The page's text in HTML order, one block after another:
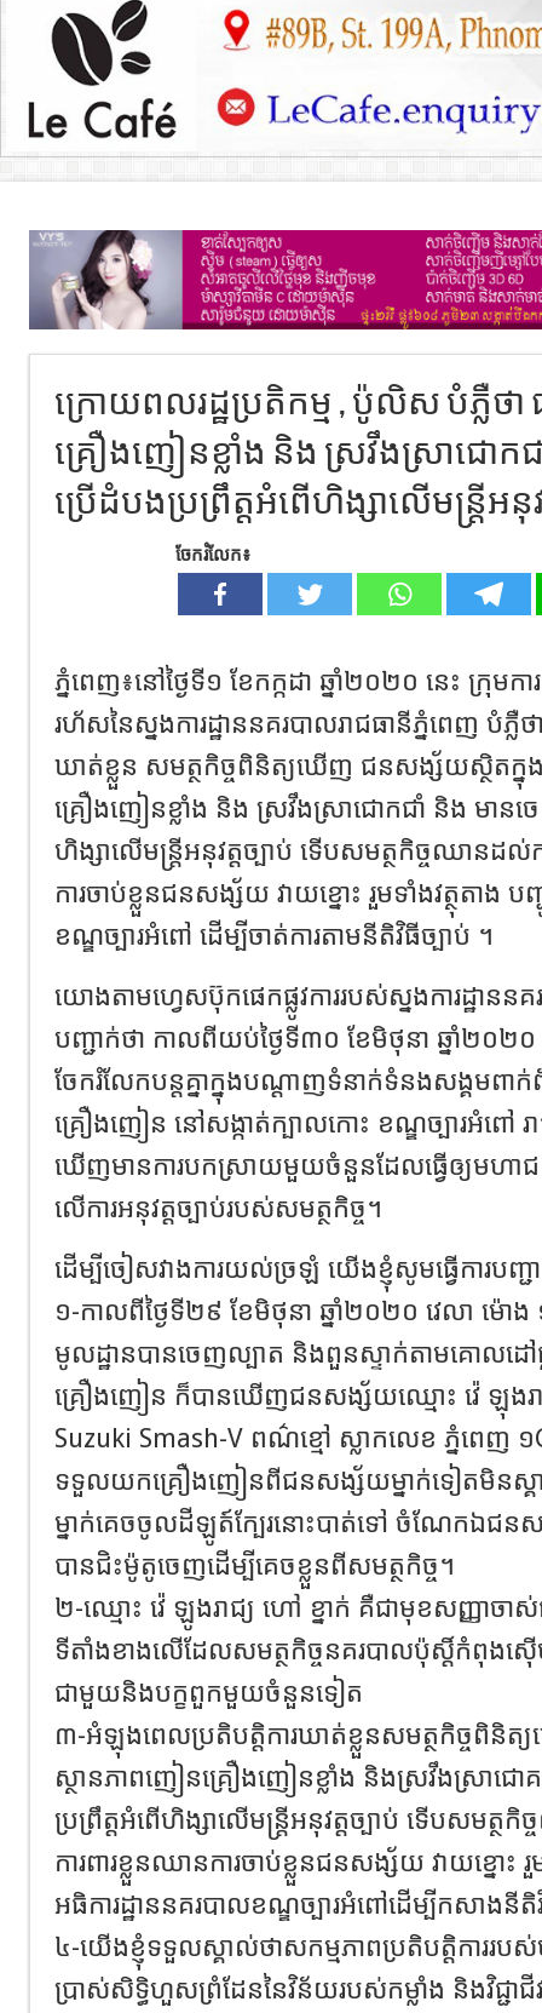
ក្រោយពលរដ្ឋប្រតិកម្ម , ប៉ូលិស បំភ្លឺ
គ្រឿងញៀនខ្លាំង និង ស្រវឹងស្រាជោក
ប្រើដំបងប្រព្រឹត្តអំពើហិង្សាលើមន្ត្រីអនុវ
ចែករំលែក៖
ភ្នំពេញ៖នៅថ្ងៃទី១ ខែកក្កដា ឆ្នាំ២០២០ នេះ ក្រុមក
រហ័សនៃស្នងការដ្ឋាននគរបាលរាជធានីភ្នំពេញ បំភ្លឺ
ឃាត់ខ្លួន សមត្ថកិច្ចពិនិត្យឃើញ ជនសង្ស័យស្ថិតក្នុ
គ្រឿងញៀនខ្លាំង និង ស្រវឹងស្រាជោកជាំ និង មានចេ
ហិង្សាលើមន្ត្រីអនុវត្តច្បាប់ ទើបសមត្ថកិច្ចឈានដល់ក
ការចាប់ខ្លួនជនសង្ស័យ វាយខ្នោះ រួមទាំងវត្ថុតាង
ខណ្ឌច្បារអំពៅ ដើម្បីចាត់ការតាមនីតិវិធីច្បាប់ ។
យោងតាមហ្វេសប៊ុកផេកផ្លូវការរបស់ស្នងការដ្ឋានន
បញ្ជាក់ថា កាលពីយប់ថ្ងៃទី៣០ ខែមិថុនា ឆ្នាំ២០២
ចែករំលែកបន្តគ្នាក្នុងបណ្ដាញទំនាក់ទំនងសង្គមពាក់
គ្រឿងញៀន នៅសង្កាត់ក្បាលកោះ ខណ្ឌច្បារអំពៅ រ
ឃើញមានការបកស្រាយមួយចំនួនដែលធ្វើឲ្យមហា
លើការអនុវត្តច្បាប់របស់សមត្ថកិច្ច។
ដើម្បីចៀសវាងការយល់ច្រឡំ យើងខ្ញុំសូមធ្វើការបញ្
១-កាលពីថ្ងៃទី២៩ ខែមិថុនា ឆ្នាំ២០២០ វេលា ម៉
មូលដ្ឋានបានចេញល្បាត និងពួនស្ទាក់តាមគោលដៅធ្
គ្រឿងញៀន ក៏បានឃើញជនសង្ស័យឈ្មោះ វ៉េ ឡុងរ
Suzuki Smash-V ពណ៌ខ្មៅ ស្លាកលេខ ភ្នំពេ
ទទួលយកគ្រឿងញៀនពីជនសង្ស័យម្នាក់ទៀតមិនស្
ម្នាក់គេចចូលដីឡូត៍ក្បែរនោះបាត់ទៅ ចំណែកឯជន
បានជិះម៉ូតូចេញដើម្បីគេចខ្លួនពីសមត្ថកិច្ច។
២-ឈ្មោះ វ៉េ ឡូងរាជ្យ ហៅ ខ្នាក់ គឺជាមុខសញ្ញាច
ទីតាំងខាងលើដែលសមត្ថកិច្ចនគរបាលប៉ុស្តិ៍កំពុងស៊ើប
ជាមួយនិងបក្ខពួកមួយចំនួនទៀត
៣-អំឡុងពេលប្រតិបត្តិការឃាត់ខ្លួនសមត្ថកិច្ចពិនិ
ស្ថានភាពញៀនគ្រឿងញៀនខ្លាំង និងស្រវឹងស្រាជោ
ប្រព្រឹត្តអំពើហិង្សាលើមន្ត្រីអនុវត្តច្បាប់ ទើបសមត្ថកិ
ការពារខ្លួនឈានការចាប់ខ្លួនជនសង្ស័យ វាយខ្នោះ
អធិការដ្ឋាននគរបាលខណ្ឌច្បារអំពៅដើម្បីកសាងនីតិ
៤-យើងខ្ញុំទទួលស្គាល់ថាសកម្មភាពប្រតិបត្តិការរបស់ម
ប្រាស់សិទ្ធិហួសព្រំដែននៃវិន័យរបស់កម្លាំង និងវិជ្ជាជីវ